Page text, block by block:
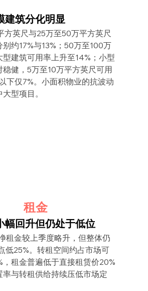
建筑分化明显
方英尺与25万至50万平方英尺
约17%与13%；50万至100万
型建筑可用率上升至14%；小型
稳健，5万至10万平方英尺可用
下仅7%。小面积物业的抗波动
型项目。
租金
幅回升但仍处于低位
租金较上季度略升，但整体仍
低25%。转租空间约占市场可
，租金普遍低于直接租赁价20%
率与转租供给持续压低市场定